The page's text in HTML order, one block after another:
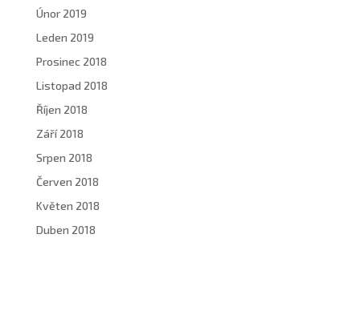
Únor 2019
Leden 2019
Prosinec 2018
Listopad 2018
Říjen 2018
Září 2018
Srpen 2018
Červen 2018
Květen 2018
Duben 2018